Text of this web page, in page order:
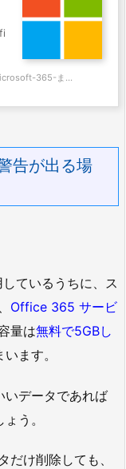
365-ま...
告が出る場
ているうちに、ス
Office 365 サービ
量は無料で5GBし
ます。
いデータであれば
う。
け削除しても、